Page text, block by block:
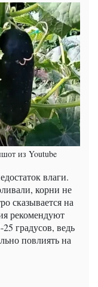
из Youtube
влаги.
корни не
сказывается на
рекомендуют
​​градусов, ведь
повлиять на